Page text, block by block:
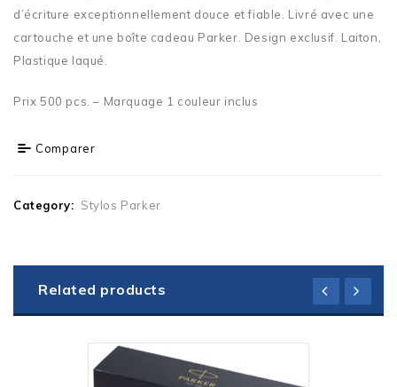
d’écriture exceptionnellement douce et fiable. Livré avec une
cartouche et une boîte cadeau Parker. Design exclusif. Laiton,
Plastique laqué.
Prix 500 pcs. – Marquage 1 couleur inclus
Comparer
Category: Stylos Parker
Related products